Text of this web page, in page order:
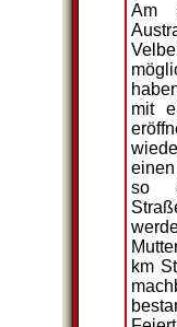
Am
mit
so
km